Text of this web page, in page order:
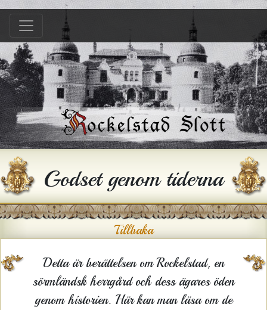
Hem
B &B
Bröllop
Konferens
Festlokal
Hyra hus
Historia
Gården
Kontakt
Godset genom tiderna
Tillbaka
Detta är berättelsen om Rockelstad, en
sörmländsk herrgård och dess ägares öden
genom historien. Här kan man läsa om de